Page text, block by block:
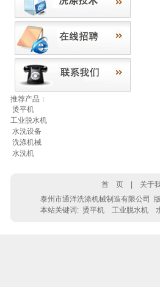
推荐产品：
烫平机
工业脱水机
水洗设备
洗涤机械
水洗机
首 页 关于
泰州市通洋洗涤机械制造有限公司
本站关键词: 烫平机 工业脱水机